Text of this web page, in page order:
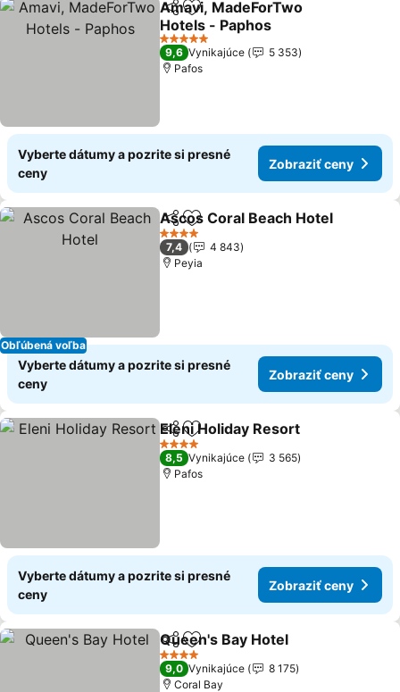
ZdieľaťPridať do obľúbených
Amavi, MadeForTwo
Hotels - Paphos
5 Počet hviezdičiek
9,6 Vynikajúce
5 353
Pafos
Vyberte dátumy a pozrite si presné
ceny
Zobraziť ceny
Obľúbená voľba
ZdieľaťPridať do obľúbených
Ascos Coral Beach Hotel
4 Počet hviezdičiek
7,4
4 843
Peyia
Vyberte dátumy a pozrite si presné
ceny
Zobraziť ceny
ZdieľaťPridať do obľúbených
Eleni Holiday Resort
4 Počet hviezdičiek
8,5 Vynikajúce
3 565
Pafos
Vyberte dátumy a pozrite si presné
ceny
Zobraziť ceny
ZdieľaťPridať do obľúbených
Queen's Bay Hotel
4 Počet hviezdičiek
9,0 Vynikajúce
8 175
Coral Bay